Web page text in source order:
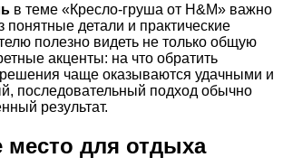
в теме «Кресло-груша от H&M» важно
понятные детали и практические
полезно видеть не только общую
акценты: на что обратить
чаще оказываются удачными и
последовательный подход обычно
результат.
место для отдыха